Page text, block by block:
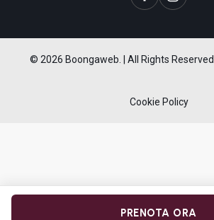
© 2026 Boongaweb. | All Rights Reserved.
Cookie Policy
PRENOTA ORA